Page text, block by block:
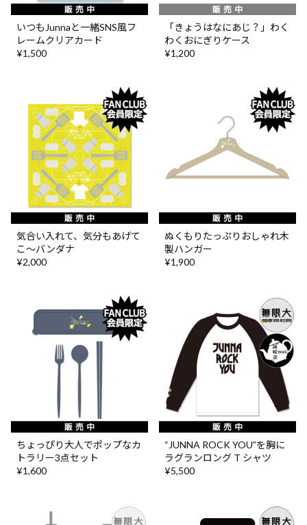
いつもJunnaと一緒SNS風フ
レームクリアカード
¥1,500
「きょうはなにあじ？」わく
わくおにぎりケース
¥1,200
気合い入れて、気分もあげて
こ〜バンダナ
¥2,000
ぬくもりたっぷりおしゃれ木
製ハンガー
¥1,900
ちょっぴり大人でポップなカ
トラリー3点セット
¥1,600
“JUNNA ROCK YOU”を胸に
ラグランロング T シャツ
¥5,500